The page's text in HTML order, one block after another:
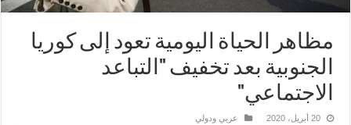
مظاهر الحياة اليومية تعود إلى كوريا
الجنوبية بعد تخفيف "التباعد
الاجتماعي"
20 أبريل، 2020 عربي ودولي